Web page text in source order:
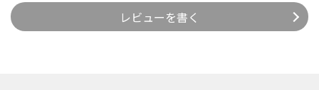
レビューを書く